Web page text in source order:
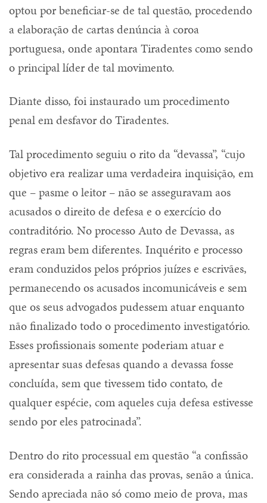
optou por beneficiar-se de tal questão, procedendo
a elaboração de cartas denúncia à coroa
portuguesa, onde apontara Tiradentes como sendo
o principal líder de tal movimento.
Diante disso, foi instaurado um procedimento
penal em desfavor do Tiradentes.
Tal procedimento seguiu o rito da “devassa”, “cujo
objetivo era realizar uma verdadeira inquisição, em
que – pasme o leitor – não se asseguravam aos
acusados o direito de defesa e o exercício do
contraditório. No processo Auto de Devassa, as
regras eram bem diferentes. Inquérito e processo
eram conduzidos pelos próprios juízes e escrivães,
permanecendo os acusados incomunicáveis e sem
que os seus advogados pudessem atuar enquanto
não finalizado todo o procedimento investigatório.
Esses profissionais somente poderiam atuar e
apresentar suas defesas quando a devassa fosse
concluída, sem que tivessem tido contato, de
qualquer espécie, com aqueles cuja defesa estivesse
sendo por eles patrocinada”.
Dentro do rito processual em questão “a confissão
era considerada a rainha das provas, senão a única.
Sendo apreciada não só como meio de prova, mas